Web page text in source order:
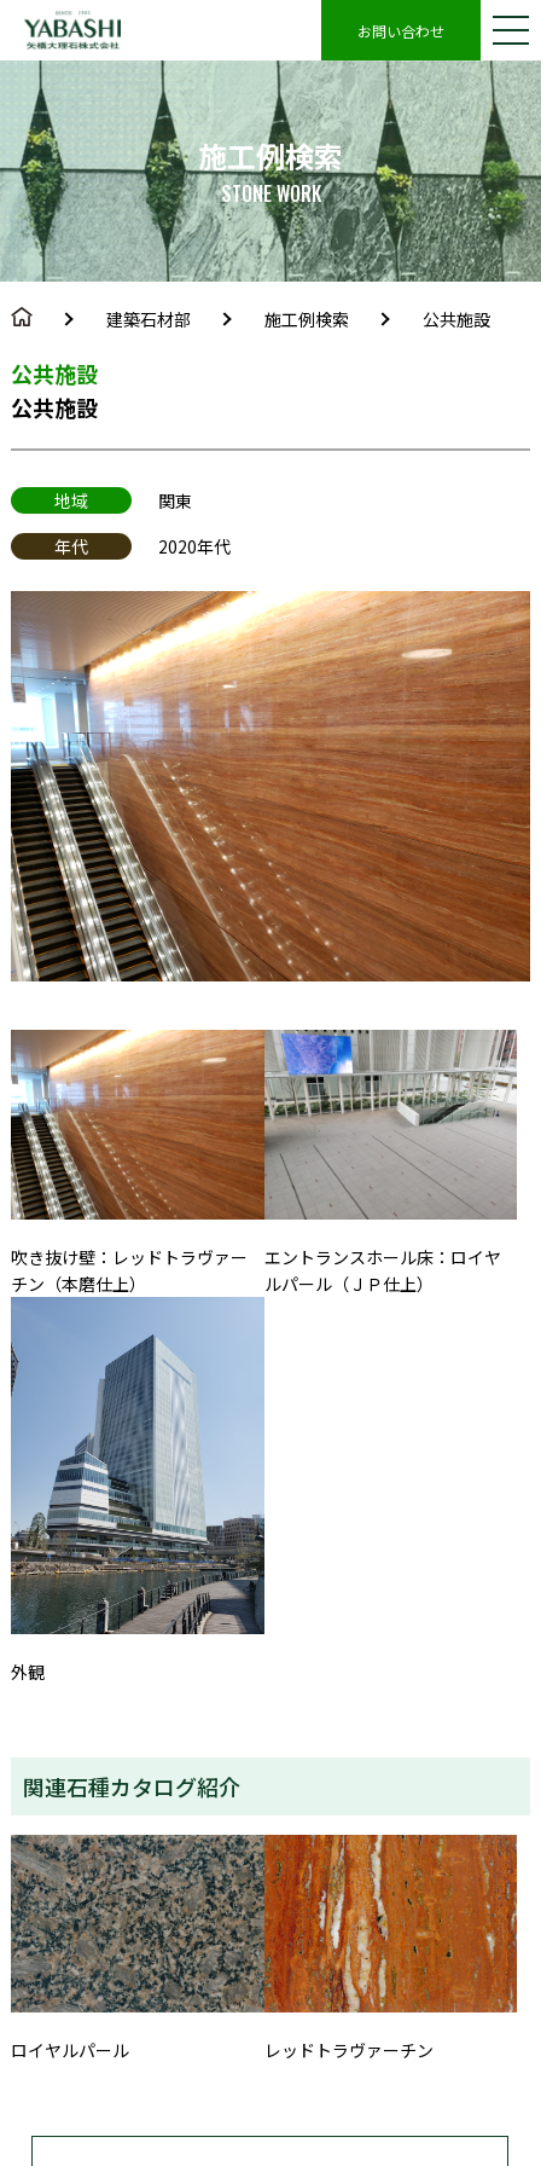
お問い合わせ
施工例検索
STONE WORK
建築石材部 施工例検索 公共施設
公共施設
公共施設
地域
関東
年代
2020年代
吹き抜け壁：レッドトラヴァー
チン（本磨仕上）
エントランスホール床：ロイヤ
ルパール（ＪＰ仕上）
外観
関連石種カタログ紹介
ロイヤルパール レッドトラヴァーチン